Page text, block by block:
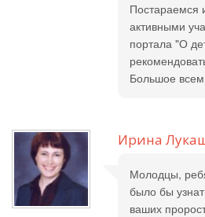
Постараемся
активными
портала "О
Большое
Ирина
Молодцы,
было бы
ваших